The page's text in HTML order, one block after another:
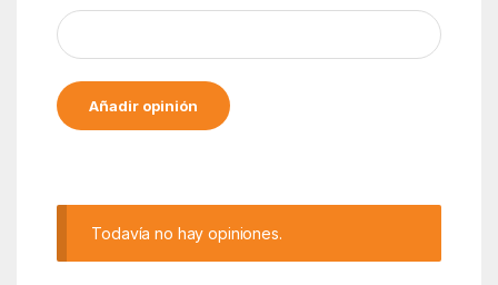
Todavía no hay opiniones.